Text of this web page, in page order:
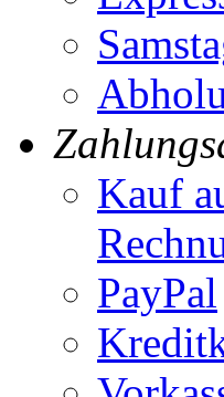
Kauf
PayPal